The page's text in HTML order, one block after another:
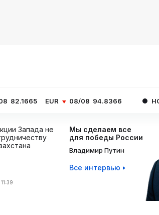
08/08 94.8366 НОВОСТИ ЧАСА
Запада не
Мы сделаем все
для победы России
Владимир Путин
Все интервью